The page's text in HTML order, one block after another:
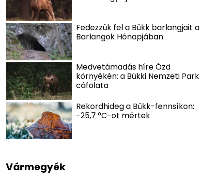
Fedezzük fel a Bükk barlangjait a
Barlangok Hónapjában
Medvetámadás híre Ózd
környékén: a Bükki Nemzeti Park
cáfolata
Rekordhideg a Bükk-fennsíkon:
-25,7 °C-ot mértek
Vármegyék